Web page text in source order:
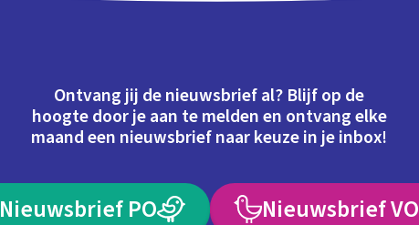
Ontvang jij de nieuwsbrief al? Blijf op de
hoogte door je aan te melden en ontvang elke
maand een nieuwsbrief naar keuze in je inbox!
Nieuwsbrief PO Nieuwsbrief VO